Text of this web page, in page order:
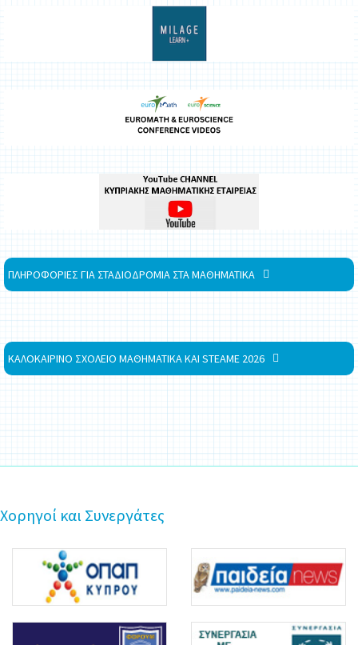
ΠΛΗΡΟΦΟΡΙΕΣ ΓΙΑ ΣΤΑΔΙΟΔΡΟΜΙΑ ΣΤΑ ΜΑΘΗΜΑΤΙΚΑ
ΚΑΛΟΚΑΙΡΙΝΟ ΣΧΟΛΕΙΟ ΜΑΘΗΜΑΤΙΚΑ ΚΑΙ STEAME 2026
Χορηγοί και Συνεργάτες